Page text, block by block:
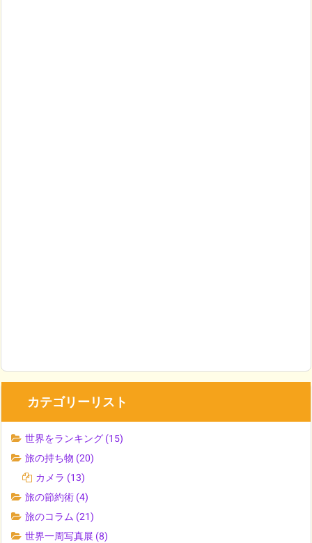
カテゴリーリスト
世界をランキング (15)
旅の持ち物 (20)
カメラ (13)
旅の節約術 (4)
旅のコラム (21)
世界一周写真展 (8)